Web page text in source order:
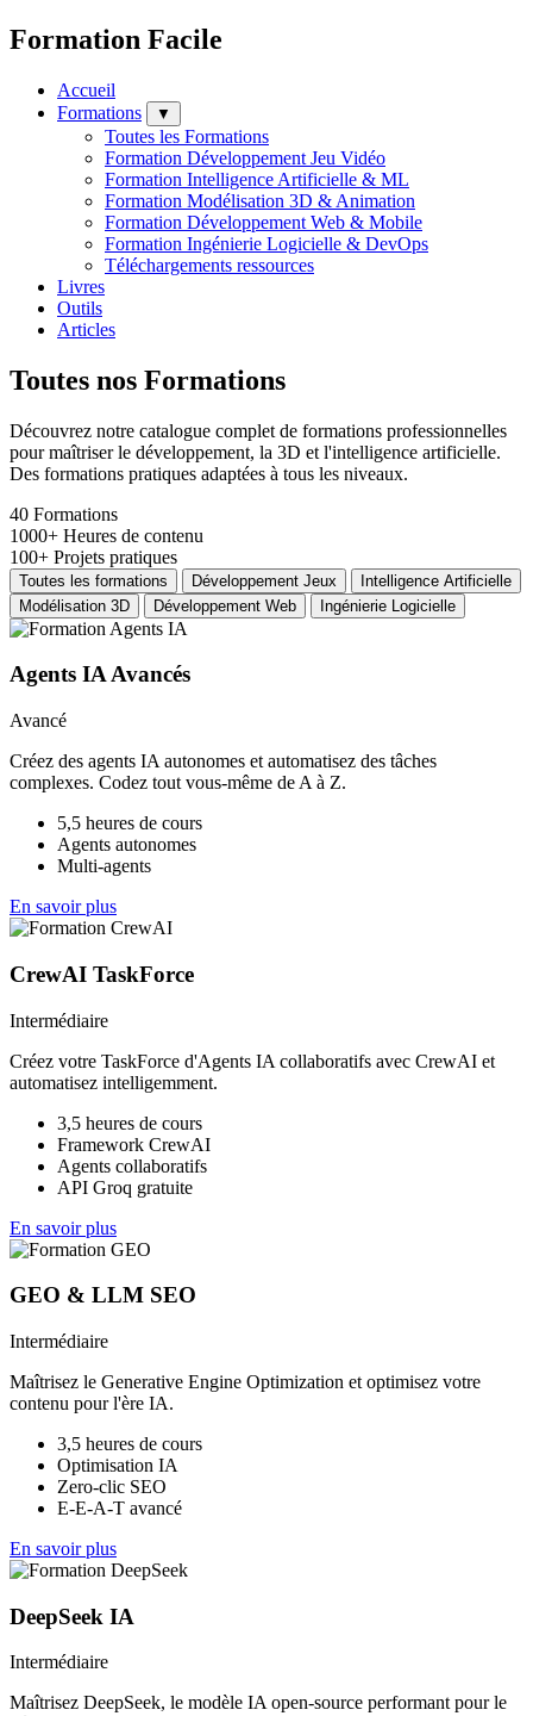
Formation Facile
Accueil
Formations
▼
Toutes les Formations
Formation Développement Jeu Vidéo
Formation Intelligence Artificielle & ML
Formation Modélisation 3D & Animation
Formation Développement Web & Mobile
Formation Ingénierie Logicielle & DevOps
Téléchargements ressources
Livres
Outils
Articles
Toutes nos Formations
Découvrez notre catalogue complet de formations professionnelles
pour maîtriser le développement, la 3D et l'intelligence artificielle.
Des formations pratiques adaptées à tous les niveaux.
40 Formations
1000+ Heures de contenu
100+ Projets pratiques
Toutes les formations Développement Jeux
Intelligence Artificielle
Modélisation 3D
Développement Web Ingénierie Logicielle
Agents IA Avancés
Avancé
Créez des agents IA autonomes et automatisez des tâches
complexes. Codez tout vous-même de A à Z.
5,5 heures de cours
Agents autonomes
Multi-agents
En savoir plus
CrewAI TaskForce
Intermédiaire
Créez votre TaskForce d'Agents IA collaboratifs avec CrewAI et
automatisez intelligemment.
3,5 heures de cours
Framework CrewAI
Agents collaboratifs
API Groq gratuite
En savoir plus
GEO & LLM SEO
Intermédiaire
Maîtrisez le Generative Engine Optimization et optimisez votre
contenu pour l'ère IA.
3,5 heures de cours
Optimisation IA
Zero-clic SEO
E-E-A-T avancé
En savoir plus
DeepSeek IA
Intermédiaire
Maîtrisez DeepSeek, le modèle IA open-source performant pour le